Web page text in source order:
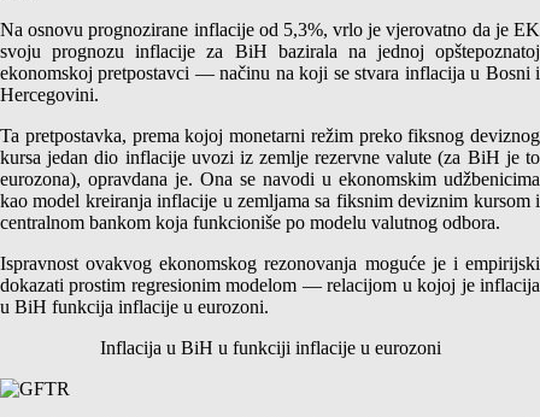
Na osnovu prognozirane inflacije od 5,3%, vrlo je vjerovatno da je EK
svoju prognozu inflacije za BiH bazirala na jednoj opštepoznatoj
ekonomskoj pretpostavci — načinu na koji se stvara inflacija u Bosni i
Hercegovini.
Ta pretpostavka, prema kojoj monetarni režim preko fiksnog deviznog
kursa jedan dio inflacije uvozi iz zemlje rezervne valute (za BiH je to
eurozona), opravdana je. Ona se navodi u ekonomskim udžbenicima
kao model kreiranja inflacije u zemljama sa fiksnim deviznim kursom i
centralnom bankom koja funkcioniše po modelu valutnog odbora.
Ispravnost ovakvog ekonomskog rezonovanja moguće je i empirijski
dokazati prostim regresionim modelom — relacijom u kojoj je inflacija
u BiH funkcija inflacije u eurozoni.
Inflacija u BiH u funkciji inflacije u eurozoni